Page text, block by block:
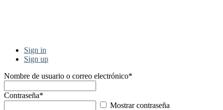
Sign in
Sign up
Nombre de usuario o correo electrónico*
Contraseña*
Mostrar contraseña